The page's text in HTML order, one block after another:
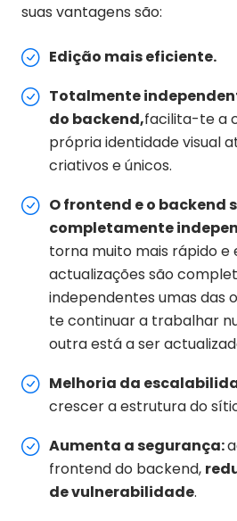
suas vantagens são:
Edição mais eficiente.
Totalmente
do backend,facilita-te a
própria identidade visual
criativos e únicos.
O frontend e o backend
completamente
torna muito mais rápido e
actualizações são
independentes umas das
te continuar a trabalhar
outra está a ser
Melhoria da
crescer a estrutura do
Aumenta a segurança:
frontend do backend,
de vulnerabilidade.